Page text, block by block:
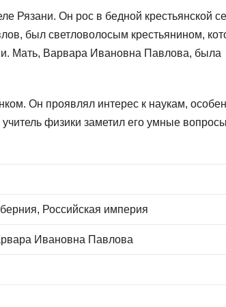
Рязани. Он рос в бедной крестьянской
был светловолосым крестьянином,
Мать, Варвара Ивановна Павлова, была
Он проявлял интерес к наукам,
физики заметил его умные
Российская империя
Ивановна Павлова